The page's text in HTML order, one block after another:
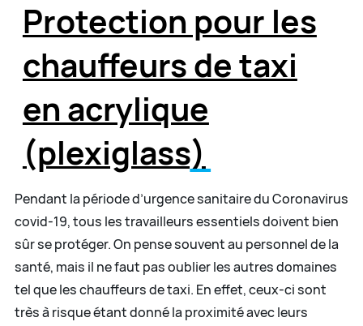
Protection pour les
chauffeurs de taxi
en acrylique
(plexiglass)
Pendant la période d’urgence sanitaire du Coronavirus
covid-19, tous les travailleurs essentiels doivent bien
sûr se protéger. On pense souvent au personnel de la
santé, mais il ne faut pas oublier les autres domaines
tel que les chauffeurs de taxi. En effet, ceux-ci sont
très à risque étant donné la proximité avec leurs